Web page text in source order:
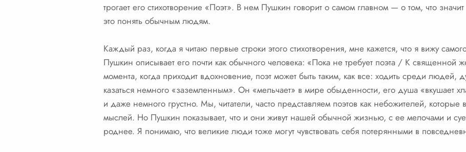
трогает его стихотворение «Поэт». В нем Пушкин говорит о самом главном — о том, что
это понять обычным людям.
Каждый раз, когда я читаю первые строки этого стихотворения, мне кажется, что я вижу
Пушкин описывает его почти как обычного человека: «Пока не требует поэта / К священной
момента, когда приходит вдохновение, поэт может быть таким, как все: ходить среди людей,
казаться немного «заземленным». Он «мельчает» в мире обыденности, его душа «вкушает
и даже немного грустно. Мы, читатели, часто представляем поэтов как небожителей, которые
мыслей. Но Пушкин показывает, что и они живут нашей обычной жизнью, с ее мелочами и
роднее. Я понимаю, что великие люди тоже могут чувствовать себя потерянными в